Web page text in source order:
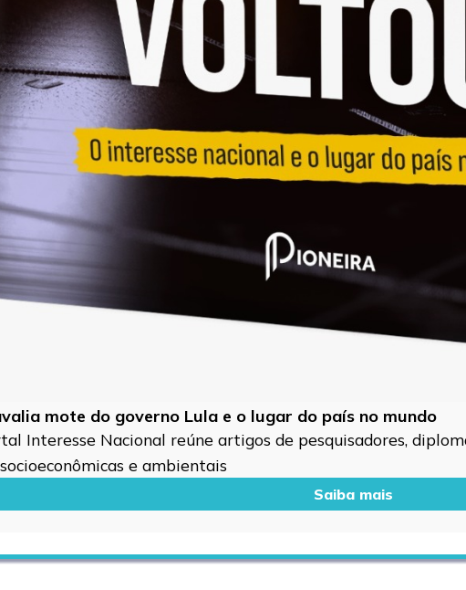
mote do governo Lula e o lugar do país no mundo
Interesse Nacional reúne artigos de pesquisadores,
e ambientais
Saiba mais